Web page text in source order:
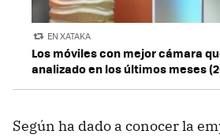
EN XATAKA
Los móviles con mejor cámara
analizado en los últimos meses
Según ha dado a conocer la